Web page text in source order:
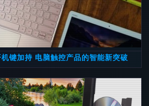
键加持 电脑触控产品的智能新突破